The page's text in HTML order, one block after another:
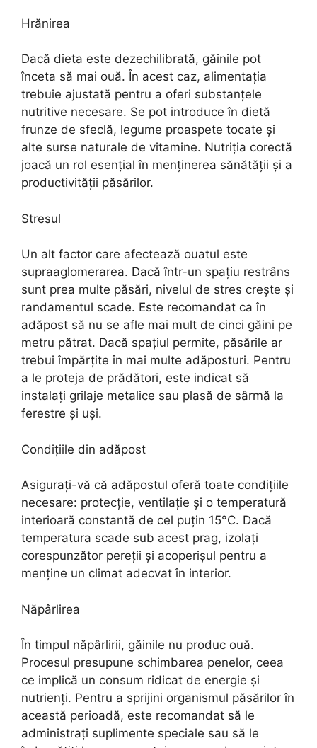
Hrănirea
Dacă dieta este dezechilibrată, găinile pot
înceta să mai ouă. În acest caz, alimentația
trebuie ajustată pentru a oferi substanțele
nutritive necesare. Se pot introduce în dietă
frunze de sfeclă, legume proaspete tocate și
alte surse naturale de vitamine. Nutriția corectă
joacă un rol esențial în menținerea sănătății și a
productivității păsărilor.
Stresul
Un alt factor care afectează ouatul este
supraaglomerarea. Dacă într-un spațiu restrâns
sunt prea multe păsări, nivelul de stres crește și
randamentul scade. Este recomandat ca în
adăpost să nu se afle mai mult de cinci găini pe
metru pătrat. Dacă spațiul permite, păsările ar
trebui împărțite în mai multe adăposturi. Pentru
a le proteja de prădători, este indicat să
instalați grilaje metalice sau plasă de sârmă la
ferestre și uși.
Condițiile din adăpost
Asigurați-vă că adăpostul oferă toate condițiile
necesare: protecție, ventilație și o temperatură
interioară constantă de cel puțin 15°C. Dacă
temperatura scade sub acest prag, izolați
corespunzător pereții și acoperișul pentru a
menține un climat adecvat în interior.
Năpârlirea
În timpul năpârlirii, găinile nu produc ouă.
Procesul presupune schimbarea penelor, ceea
ce implică un consum ridicat de energie și
nutrienți. Pentru a sprijini organismul păsărilor în
această perioadă, este recomandat să le
administrați suplimente speciale sau să le